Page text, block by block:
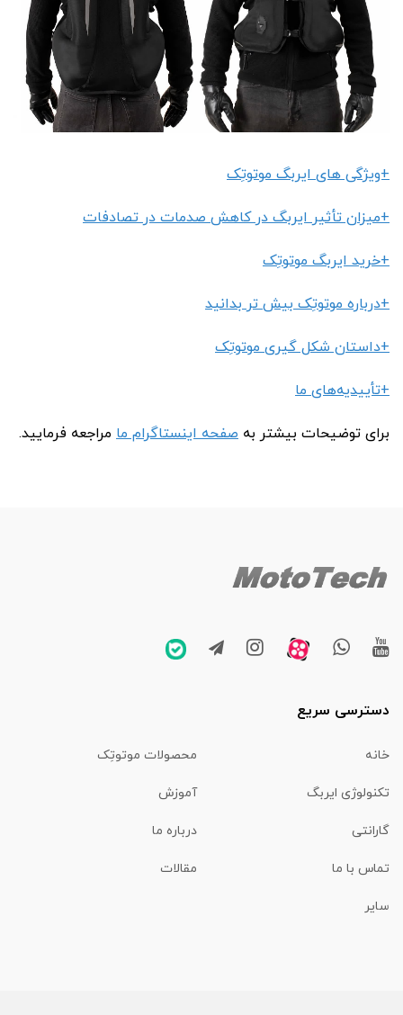
+ویژگی های ایربگ موتوتِک
+میزان تأثیر ایربگ در کاهش صدمات در تصادفات
+خرید ایربگ موتوتِک
+درباره موتوتِک بیش تر بدانید
+داستان شکل گیری موتوتِک
+تأییدیه‌های ما
برای توضیحات بیشتر به صفحه اینستاگرام ما مراجعه فرمایید.
دسترسی سریع
خانه محصولات موتوتِک
تکنولوژی ایربگ آموزش
گارانتی درباره ما
تماس با ما مقالات
سایر